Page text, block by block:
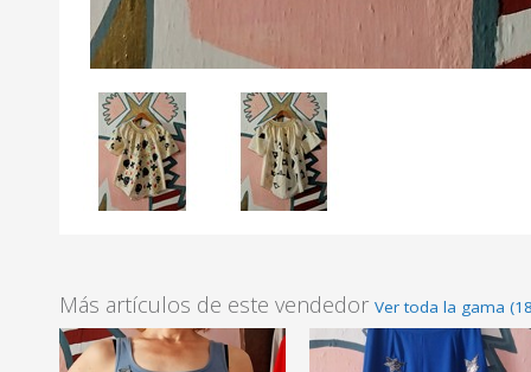
Más artículos de este vendedor Ver toda la gama